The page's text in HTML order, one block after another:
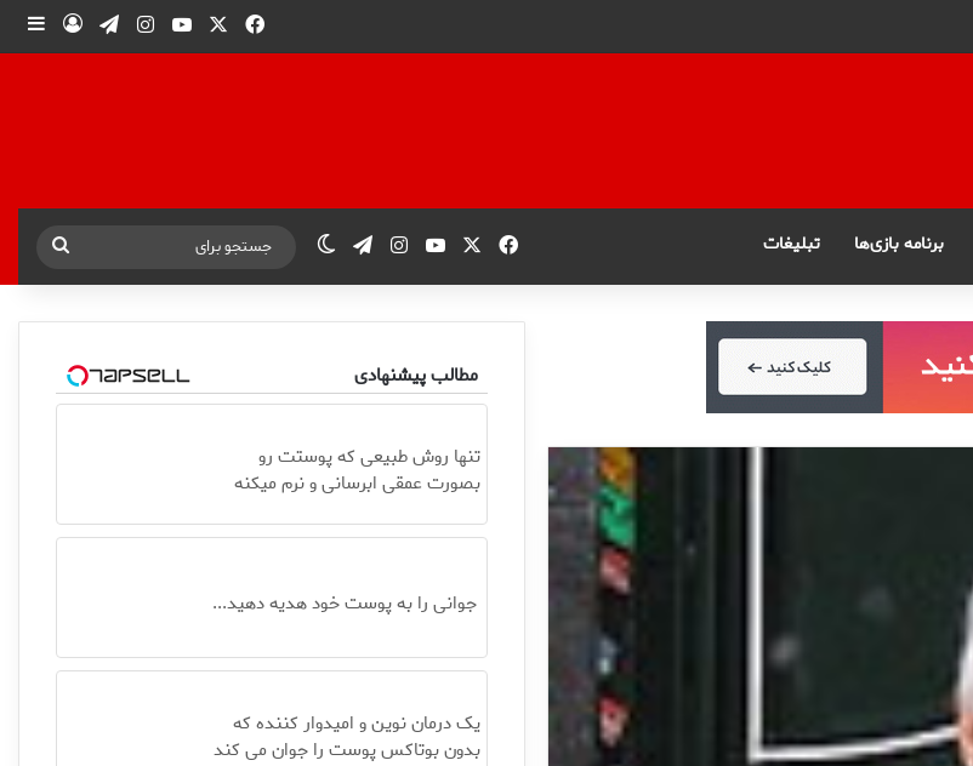
فیس بوکیوتیوباینستاگرام
تلگرامورود
برنامه بازی‌ها تبلیغات فیس بوکیوتیوباینستاگرام
تلگرامتغییر پوسته
جستجو
برای
مطالب پیشنهادی
تنها روش طبیعی که پوستت رو
بصورت عمقی ابرسانی و نرم میکنه
جوانی را به پوست خود هدیه دهید...
یک درمان نوین و امیدوار کننده که
بدون بوتاکس پوست را جوان می کند